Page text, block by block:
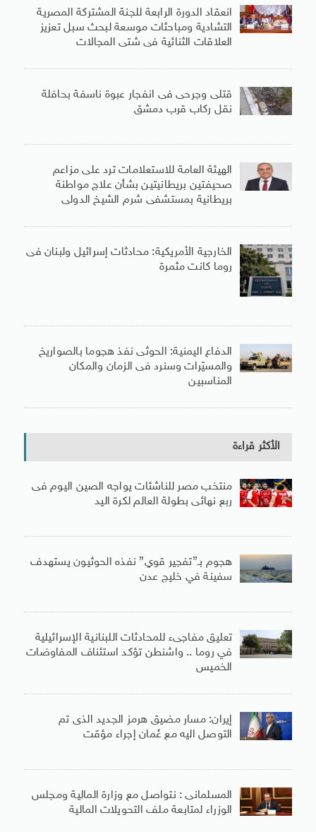
انعقاد الدورة الرابعة للجنة المشتركة المصرية
التشادية ومباحثات موسعة لبحث سبل تعزيز
العلاقات الثنائية فى شتى المجالات
قتلى وجرحى فى انفجار عبوة ناسفة بحافلة
نقل ركاب قرب دمشق
الهيئة العامة للاستعلامات ترد على مزاعم
صحيفتين بريطانيتين بشأن علاج مواطنة
بريطانية بمستشفى شرم الشيخ الدولى
الخارجية الأمريكية: محادثات إسرائيل ولبنان فى
روما كانت مثمرة
الدفاع اليمنية: الحوثى نفذ هجوما بالصواريخ
والمسيّرات وسنرد فى الزمان والمكان
المناسبين
الأكثر قراءة
منتخب مصر للناشئات يواجه الصين اليوم فى
ربع نهائى بطولة العالم لكرة اليد
هجوم بـ”تفجير قوي” نفذه الحوثيون يستهدف
سفينة في خليج عدن
تعليق مفاجىء للمحادثات اللبنانية الإسرائيلية
في روما .. واشنطن تؤكد استئناف المفاوضات
الخميس
إيران: مسار مضيق هرمز الجديد الذى تم
التوصل اليه مع عُمان إجراء مؤقت
المسلمانى : نتواصل مع وزارة المالية ومجلس
الوزراء لمتابعة ملف التحويلات المالية